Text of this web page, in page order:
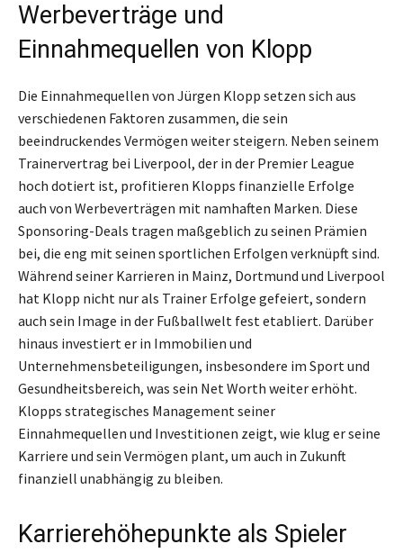
Werbeverträge und
Einnahmequellen von Klopp
Die Einnahmequellen von Jürgen Klopp setzen sich aus
verschiedenen Faktoren zusammen, die sein
beeindruckendes Vermögen weiter steigern. Neben seinem
Trainervertrag bei Liverpool, der in der Premier League
hoch dotiert ist, profitieren Klopps finanzielle Erfolge
auch von Werbeverträgen mit namhaften Marken. Diese
Sponsoring-Deals tragen maßgeblich zu seinen Prämien
bei, die eng mit seinen sportlichen Erfolgen verknüpft sind.
Während seiner Karrieren in Mainz, Dortmund und Liverpool
hat Klopp nicht nur als Trainer Erfolge gefeiert, sondern
auch sein Image in der Fußballwelt fest etabliert. Darüber
hinaus investiert er in Immobilien und
Unternehmensbeteiligungen, insbesondere im Sport und
Gesundheitsbereich, was sein Net Worth weiter erhöht.
Klopps strategisches Management seiner
Einnahmequellen und Investitionen zeigt, wie klug er seine
Karriere und sein Vermögen plant, um auch in Zukunft
finanziell unabhängig zu bleiben.
Karrierehöhepunkte als Spieler